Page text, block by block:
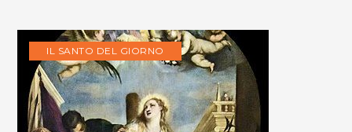
IL SANTO DEL GIORNO